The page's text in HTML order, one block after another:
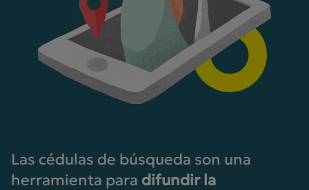
Las cédulas de búsqueda son una
herramienta para difundir la